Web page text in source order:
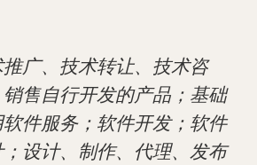
广、技术转让、技术咨
售自行开发的产品；基础
件服务；软件开发；软件
设计、制作、代理、发布